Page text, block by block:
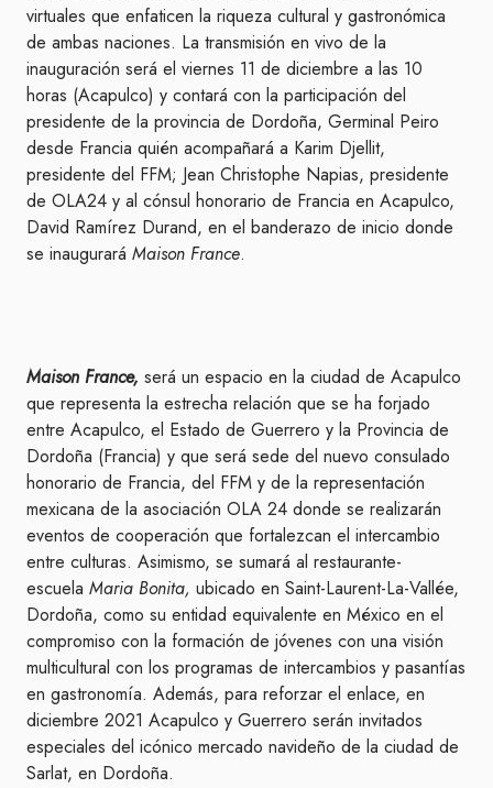
virtuales que enfaticen la riqueza cultural y gastronómica
de ambas naciones. La transmisión en vivo de la
inauguración será el viernes 11 de diciembre a las 10
horas (Acapulco) y contará con la participación del
presidente de la provincia de Dordoña, Germinal Peiro
desde Francia quién acompañará a Karim Djellit,
presidente del FFM; Jean Christophe Napias, presidente
de OLA24 y al cónsul honorario de Francia en Acapulco,
David Ramírez Durand, en el banderazo de inicio donde
se inaugurará Maison France.
Maison France, será un espacio en la ciudad de Acapulco
que representa la estrecha relación que se ha forjado
entre Acapulco, el Estado de Guerrero y la Provincia de
Dordoña (Francia) y que será sede del nuevo consulado
honorario de Francia, del FFM y de la representación
mexicana de la asociación OLA 24 donde se realizarán
eventos de cooperación que fortalezcan el intercambio
entre culturas. Asimismo, se sumará al restaurante-
escuela Maria Bonita, ubicado en Saint-Laurent-La-Vallée,
Dordoña, como su entidad equivalente en México en el
compromiso con la formación de jóvenes con una visión
multicultural con los programas de intercambios y pasantías
en gastronomía. Además, para reforzar el enlace, en
diciembre 2021 Acapulco y Guerrero serán invitados
especiales del icónico mercado navideño de la ciudad de
Sarlat, en Dordoña.